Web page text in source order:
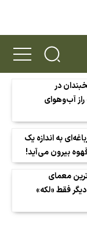
در
آب‌وهوای
به اندازه یک
بیرون می‌آید!
معمای
فقط «لکه»